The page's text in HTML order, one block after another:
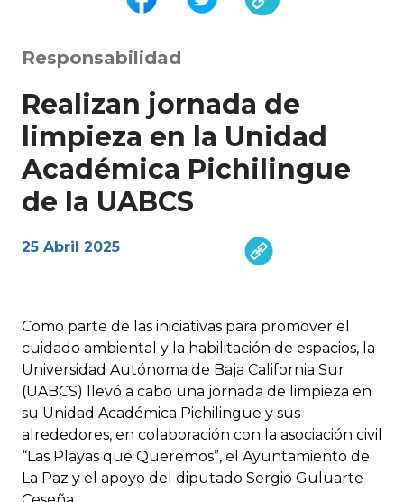
Responsabilidad
Realizan jornada de
limpieza en la Unidad
Académica Pichilingue
de la UABCS
25 Abril 2025
Como parte de las iniciativas para promover el
cuidado ambiental y la habilitación de espacios, la
Universidad Autónoma de Baja California Sur
(UABCS) llevó a cabo una jornada de limpieza en
su Unidad Académica Pichilingue y sus
alrededores, en colaboración con la asociación civil
“Las Playas que Queremos”, el Ayuntamiento de
La Paz y el apoyo del diputado Sergio Guluarte